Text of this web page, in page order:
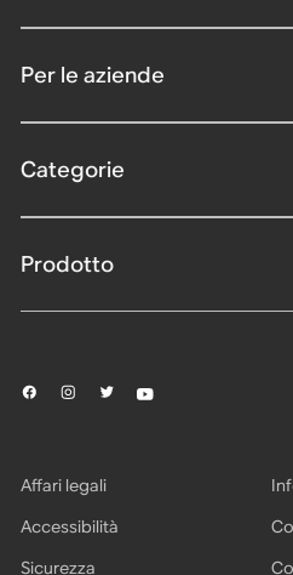
Per le aziende
Categorie
Prodotto
Affari legali
Accessibilità
Sicurezza